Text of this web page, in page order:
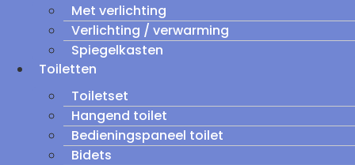
Met verlichting
Verlichting / verwarming
Spiegelkasten
Toiletten
Toiletset
Hangend toilet
Bedieningspaneel toilet
Bidets